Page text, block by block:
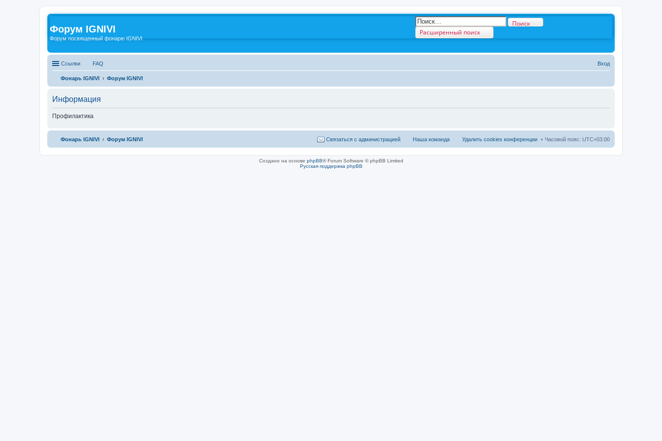
Форум IGNIVI
Форум посвященный фонарю IGNIVI
Поиск
Расширенный поиск
Ссылки FAQ Вход
Фонарь IGNIVI Форум IGNIVI
Информация
Профилактика
Фонарь IGNIVI Форум IGNIVI Часовой пояс: UTC+03:00
Удалить cookies конференции
Наша команда
Связаться с администрацией
Создано на основе phpBB® Forum Software © phpBB Limited
Русская поддержка phpBB